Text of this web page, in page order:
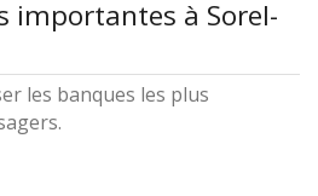
importantes à Sorel-
les banques les plus